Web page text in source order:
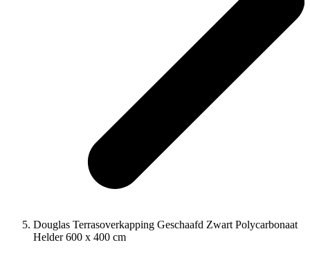
Douglas Terrasoverkapping Geschaafd Zwart Polycarbonaat
Helder 600 x 400 cm